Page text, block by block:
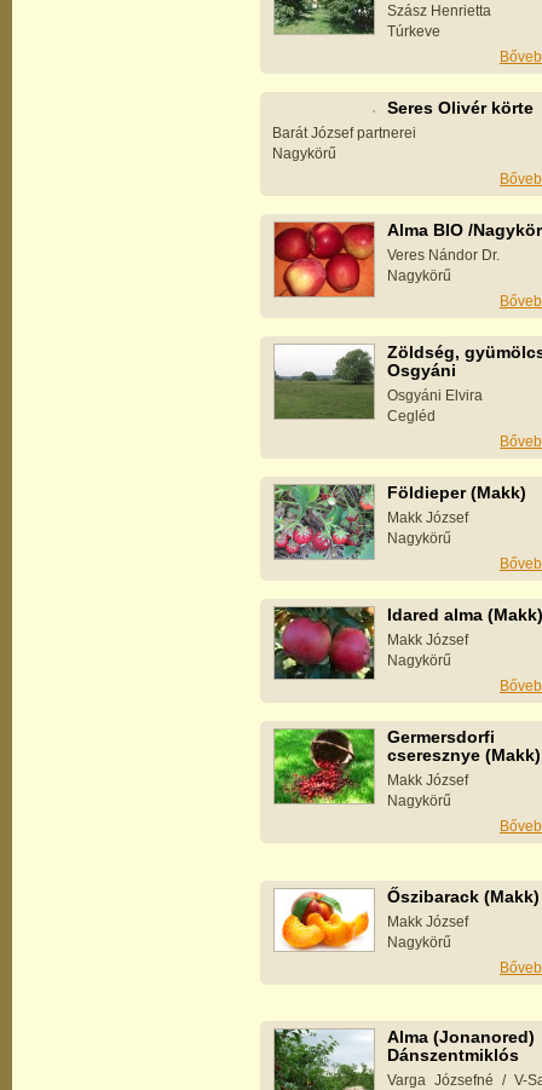
Szász Henrietta
Túrkeve
Seres Olivér körte
Barát József partnerei
Nagykörű
Alma BIO /
Veres Nándor Dr.
Nagykörű
Zöldség,
Osgyáni
Osgyáni Elvira
Cegléd
Földieper (Makk)
Makk József
Nagykörű
Idared alma (Makk)
Makk József
Nagykörű
Germersdorfi
cseresznye (Makk)
Makk József
Nagykörű
Őszibarack (Makk)
Makk József
Nagykörű
Alma (Jonanored)
Dánszentmiklós
Varga Józsefné / V-